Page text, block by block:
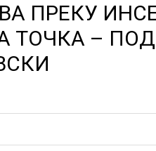
ПРЕКУ
ТОЧКА –